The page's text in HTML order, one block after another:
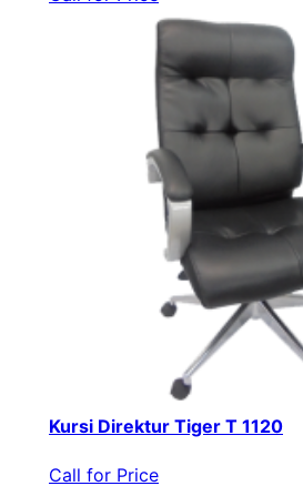
Kursi Direktur Tiger T 1120
Call for Price